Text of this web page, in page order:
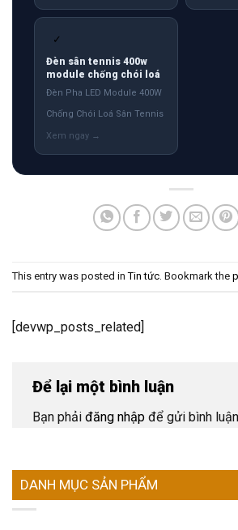
✓
Đèn sân tennis 400w
module chống chói loá
Đèn Pha LED Module 400W
Chống Chói Loá Sân Tennis
This entry was posted inTin tức . Bookmark the
[devwp_posts_related]
Để lại một bình luận
Bạn phải đăng nhập để gửi bình
DANH MỤC SẢN PHẨM